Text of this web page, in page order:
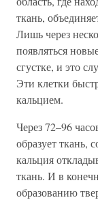
ткань,
Лишь через
появляться
сгустке, и это
Эти клетки
кальцием.
Через 72–96
образует
кальция
ткань. И в
образованию